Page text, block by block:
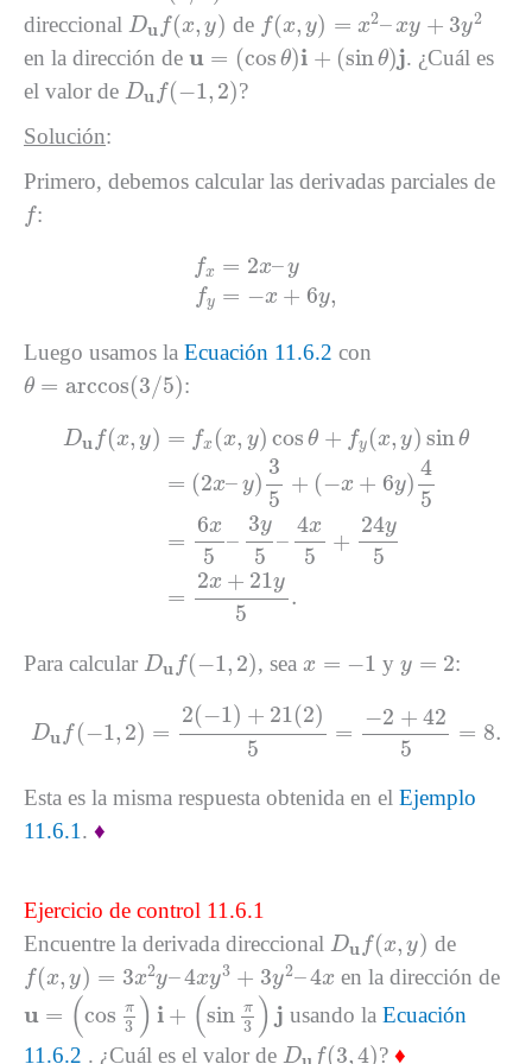
direccional Du f(x, y)
Du (x de f(x, y) = x2–xy + 3y2
f(x = xy 2
en la dirección de u = (cos θ)i + (sinθ)j
cos +(sin θ) j
. ¿Cuál es
el valor de Du f(−1, 2)
Du (− ,2 )
?
Solución:
Primero, debemos calcular las derivadas parciales de
f
f :
fx = 2x–y
fy = −x + 6y,
x –
Luego usamos la Ecuación 11.6.2 con
θ = arccos(3/5)
θ /5 :
Du f(x, y) = fx (x, y) cos θ + fy (x, y) sinθ
= (2x– y)
3
5
+ (−x + 6y)
4
5
=
6x
5
–
3y
5
–
4x
5
+
24y
5
=
2x + 21y
5
.
Du (x =f ,y )cos θ x y sinθ 2x – )3
Para calcular Du f(−1, 2)
Du (− ,2 ) , seax = −1
x yy = 2
y :
Du f(−1, 2) =
2(−1) + 21(2)
5
=
−2 + 42
5
= 8.
)=2 − 1 + 21( 2)5 42 8.
Esta es la misma respuesta obtenida en el Ejemplo
11.6.1 . ♦
Ejercicio de control 11.6.1
Encuentre la derivada direccional Du f(x, y)
Du (x de
f(x, y) = 3x2y–4xy3 + 3y2–4x
f(x = 2y –4 3 y 2 4 en la dirección de
u = (cos π
3 ) i + (sin π
3 ) j
u = cos +( sin 3)j
usando la Ecuación
11.6.2 . ¿Cuál es el valor de D f(3,4)
Du (3,4 ) ?♦